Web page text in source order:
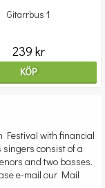
Gitarrbus 1
239 kr
KÖP
Festival with financial
consist of a
and two basses.
e-mail our Mail